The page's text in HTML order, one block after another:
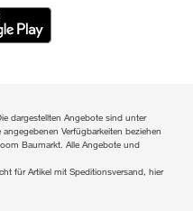
dargestellten Angebote sind unter
Verfügbarkeiten beziehen
Baumarkt. Alle Angebote und
für Artikel mit Speditionsversand, hier